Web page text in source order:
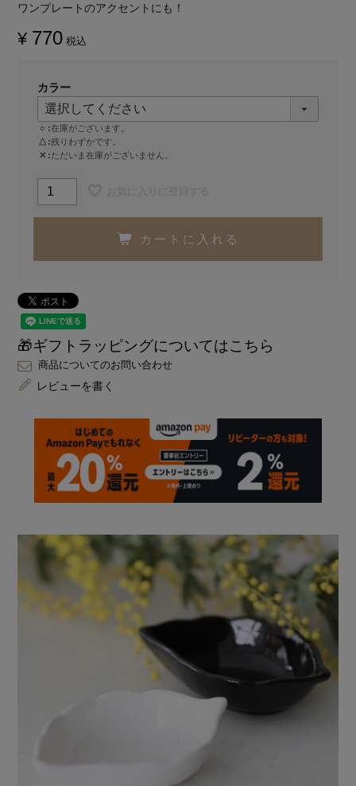
ワンプレートのアクセントにも！
¥ 770 税込
カラー
○
在庫がございます。
△ 残りわずかです。
✕
ただいま在庫がございません。
カートに入れる
🎁ギフトラッピングについてはこちら
商品についてのお問い合わせ
レビューを書く